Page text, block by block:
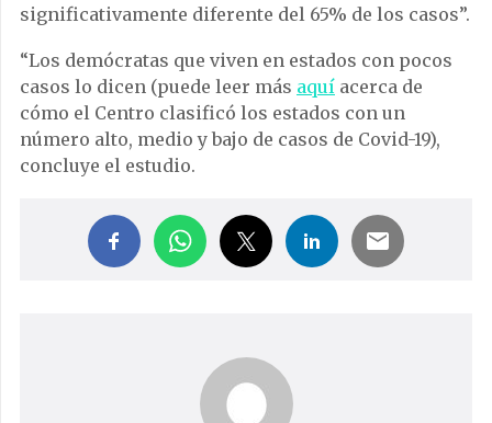
significativamente diferente del 65% de los casos”.
“Los demócratas que viven en estados con pocos
casos lo dicen (puede leer más aquí acerca de
cómo el Centro clasificó los estados con un
número alto, medio y bajo de casos de Covid-19),
concluye el estudio.